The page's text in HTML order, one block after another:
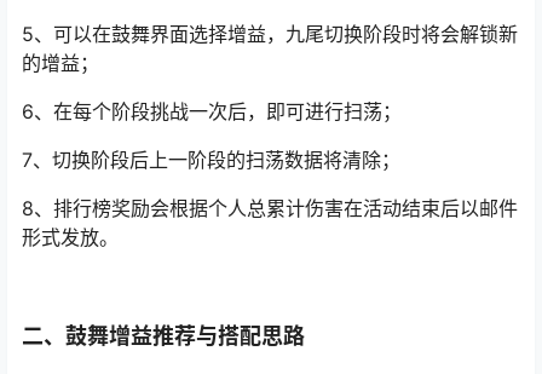
5、可以在鼓舞界面选择增益，九尾切换阶段时将会解锁新
的增益；
6、在每个阶段挑战一次后，即可进行扫荡；
7、切换阶段后上一阶段的扫荡数据将清除；
8、排行榜奖励会根据个人总累计伤害在活动结束后以邮件
形式发放。
二、鼓舞增益推荐与搭配思路